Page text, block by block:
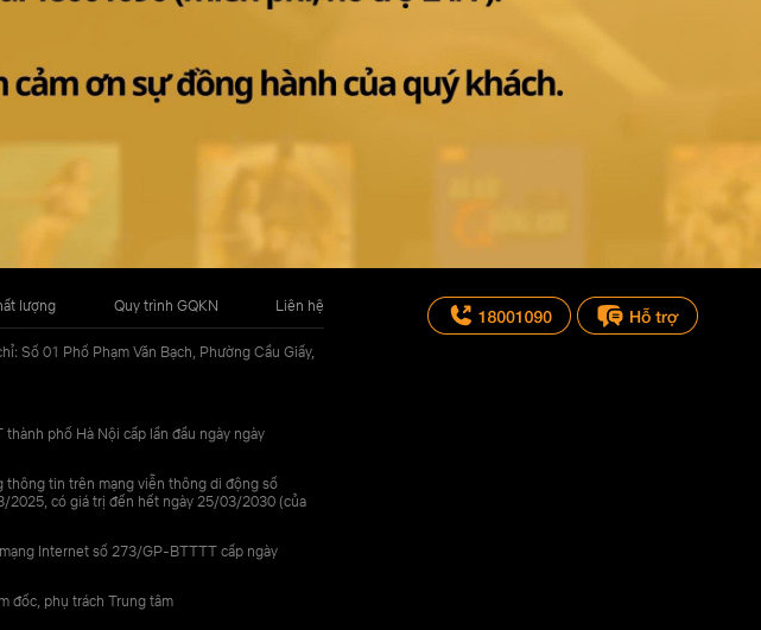
lượng Quy trình GQKN Liên hệ
Số 01 Phố Phạm Văn Bạch, Phường Cầu Giấy,
phố Hà Nội cấp lần đầu ngày ngày
thông tin trên mạng viễn thông di động số
có giá trị đến hết ngày 25/03/2030 (của
Internet số 273/GP-BTTTT cấp ngày
đốc, phụ trách Trung tâm